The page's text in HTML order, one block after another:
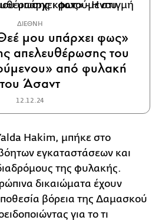
ΔΙΕΘΝΗ
μου υπάρχει φως»
απελευθέρωσης του
από φυλακή
του Άσαντ
12.12.24
Hakim, μπήκε στο
εγκαταστάσεων και
της φυλακής.
δικαιώματα έχουν
βόρεια της Δαμασκού
για το τι